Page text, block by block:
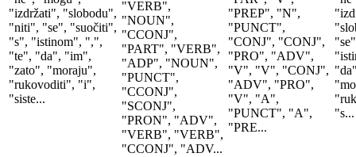
"izdržati", "slobodu",
"niti", "se", "suočiti",
"s", "istinom", ",",
"te", "da", "im",
"zato", "moraju",
"rukovoditi", "i",
"siste...
"VERB",
"NOUN",
"CCONJ",
"PART", "VERB",
"ADP", "NOUN",
"PUNCT",
"CCONJ",
"SCONJ",
"PRON", "ADV",
"VERB", "VERB",
"CCONJ", "ADV...
"PREP", "N",
"PUNCT",
"CONJ", "CONJ",
"PRO", "ADV",
"V", "V", "CONJ",
"ADV", "PRO",
"V", "A",
"PUNCT", "A",
"PRE...
"s...